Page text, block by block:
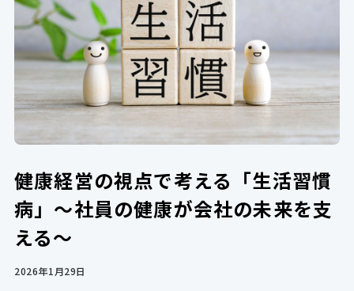
健康経営の視点で考える「生活習慣
病」〜社員の健康が会社の未来を支
える〜
2026年1月29日